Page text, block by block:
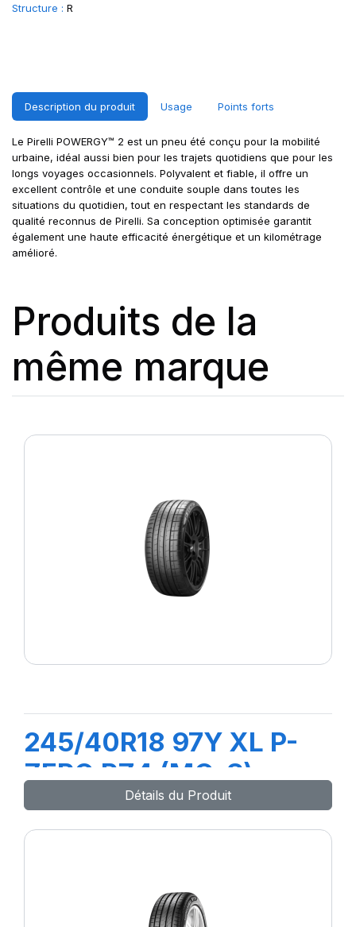
Structure : R
Description du produit Usage Points forts
Le Pirelli POWERGY™ 2 est un pneu été conçu pour la mobilité
urbaine, idéal aussi bien pour les trajets quotidiens que pour les
longs voyages occasionnels. Polyvalent et fiable, il offre un
excellent contrôle et une conduite souple dans toutes les
situations du quotidien, tout en respectant les standards de
qualité reconnus de Pirelli. Sa conception optimisée garantit
également une haute efficacité énergétique et un kilométrage
amélioré.
Produits de la
même marque
245/40R18 97Y XL P-
ZERO PZ4 (MO-S) ncs
Détails du Produit